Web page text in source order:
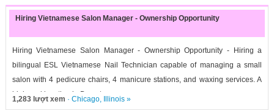
Hiring Vietnamese Salon Manager - Ownership Opportunity
Hiring Vietnamese Salon Manager - Ownership Opportunity - Hiring a
bilingual ESL Vietnamese Nail Technician capable of managing a small
salon with 4 pedicure chairs, 4 manicure stations, and waxing services. A
high-end location in Downtown...
1,283 lượt xem · Chicago, Illinois»